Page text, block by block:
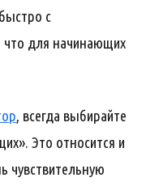
с
для начинающих
, всегда выбирайте
Это относится и